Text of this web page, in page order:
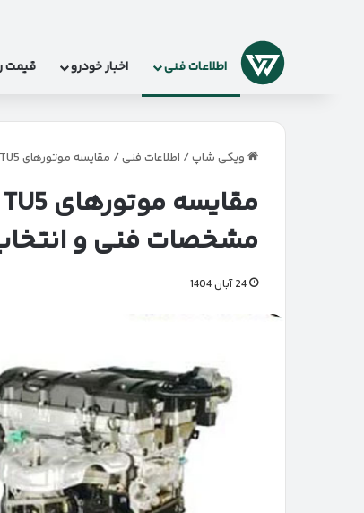
لوگو اطلاعات فنی اخبار خودرو قیمت
ویکی شاپ/ اطلاعات فنی/ مقایسه موتورهای TU5، TU5 پلاس و EC5 – تفاوت‌ها، مشخصات فنی و انتخاب مناسب برای بازار ایران
مشخصات فنی و انتخاب
24 آبان 1404